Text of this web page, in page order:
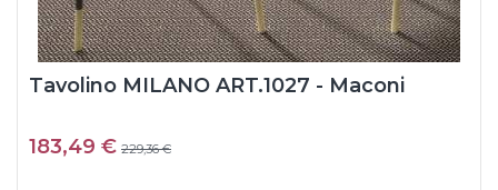
Tavolino MILANO ART.1027 - Maconi
183,49 € 229,36 €